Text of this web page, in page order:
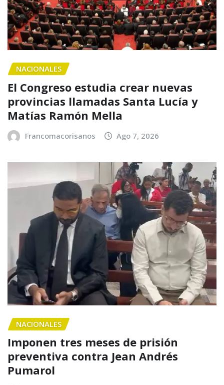
NACIONALES
El Congreso estudia crear nuevas
provincias llamadas Santa Lucía y
Matías Ramón Mella
Francomacorisanos Ago 7, 2026
NACIONALES
Imponen tres meses de prisión
preventiva contra Jean Andrés
Pumarol